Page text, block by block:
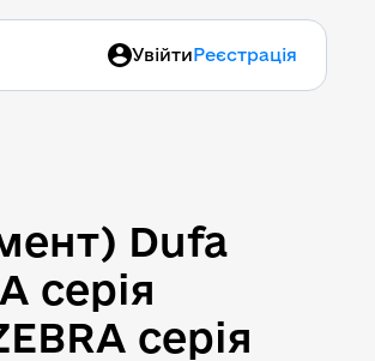
УвійтиРеєстрація
Dufa
Dufa
серія
серія